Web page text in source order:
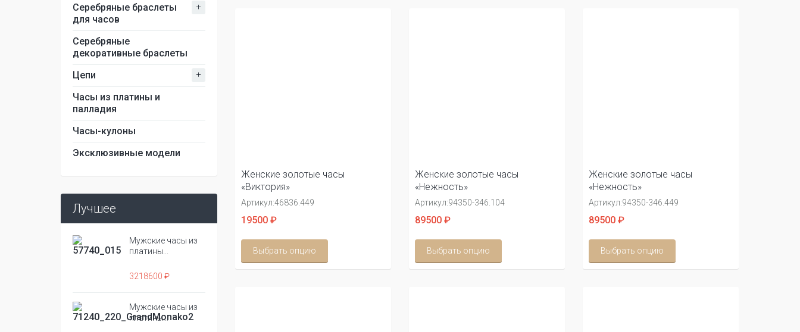
Серебряные браслеты
для часов
+
Серебряные
декоративные браслеты
Цепи
+
Часы из платины и
палладия
Часы-кулоны
Эксклюзивные модели
Лучшее
Мужские часы из
платины...
3218600 ₽
Мужские часы из
платины...
Женские золотые часы
«Виктория»
Артикул:46836.449
19500 ₽
Выбрать опцию
Женские золотые часы
«Нежность»
Артикул:94350-346.104
89500 ₽
Выбрать опцию
Женские золотые часы
«Нежность»
Артикул:94350-346.449
89500 ₽
Выбрать опцию